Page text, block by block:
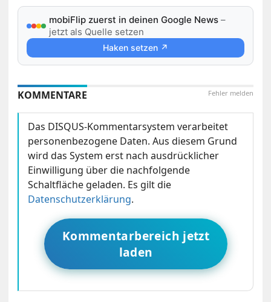
mobiFlip zuerst in deinen Google News –
jetzt als Quelle setzen
Haken setzen ↗
Fehler melden
KOMMENTARE
Das DISQUS-Kommentarsystem verarbeitet
personenbezogene Daten. Aus diesem Grund
wird das System erst nach ausdrücklicher
Einwilligung über die nachfolgende
Schaltfläche geladen. Es gilt die
Datenschutzerklärung.
Kommentarbereich jetzt
laden